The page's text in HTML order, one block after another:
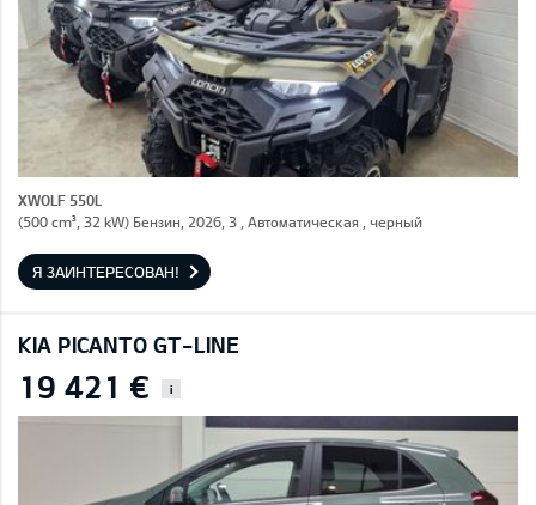
XWOLF 550L
(500 cm³, 32 kW) Бензин, 2026, 3 , Автоматическая , черный
Я ЗАИНТЕРЕСОВАН!
KIA PICANTO GT-LINE
19 421 € i